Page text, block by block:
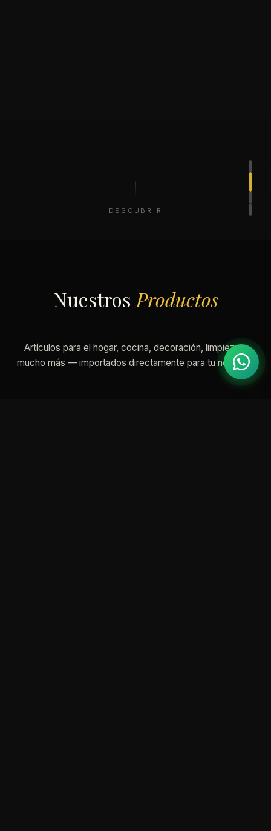
DESCUBRIR
Nuestros Productos
Artículos para el hogar, cocina, decoración, limpieza y
mucho más — importados directamente para tu negocio.